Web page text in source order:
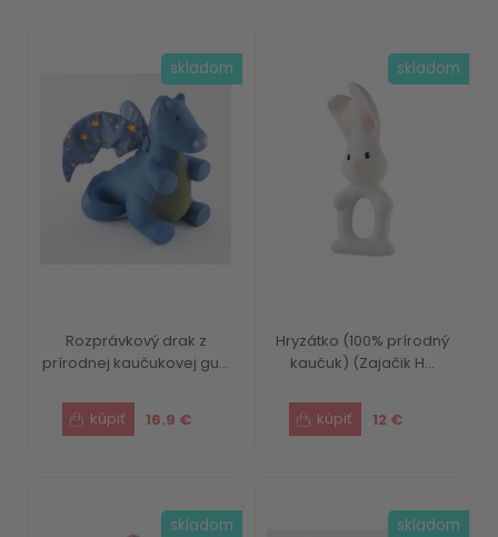
Rozprávkový drak z
prírodnej kaučukovej gu...
16.9 €
skladom
Hryzátko (100% prírodný
kaučuk) (Zajačik H...
12 €
skladom
skladom skladom